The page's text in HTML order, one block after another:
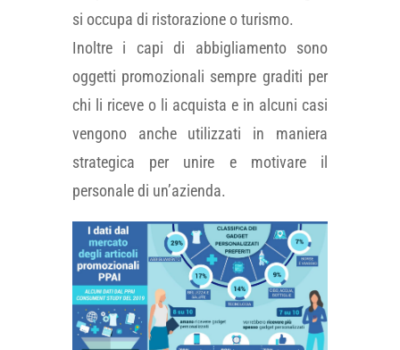
si occupa di ristorazione o turismo.
Inoltre i capi di abbigliamento sono
oggetti promozionali sempre graditi per
chi li riceve o li acquista e in alcuni casi
vengono anche utilizzati in maniera
strategica per unire e motivare il
personale di un’azienda.